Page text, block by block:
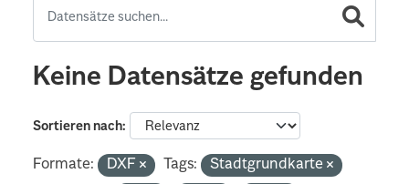
Keine Datensätze gefunden
Sortieren nach
Formate: DXF Tags:
Stadtgrundkarte